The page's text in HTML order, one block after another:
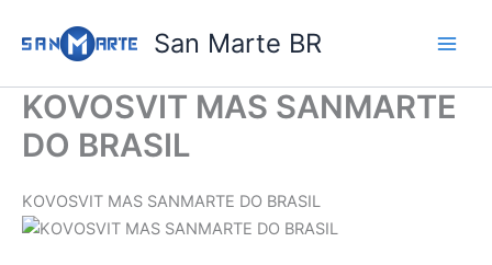
para
conteúdo
San Marte BR
KOVOSVIT MAS SANMARTE
DO BRASIL
KOVOSVIT MAS SANMARTE DO BRASIL